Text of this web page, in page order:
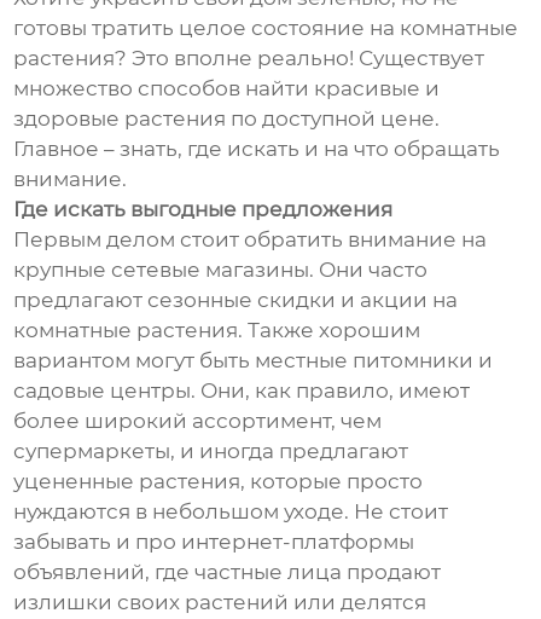
готовы тратить целое состояние на комнатные
растения? Это вполне реально! Существует
множество способов найти красивые и
здоровые растения по доступной цене.
Главное – знать, где искать и на что обращать
внимание.
Где искать выгодные предложения
Первым делом стоит обратить внимание на
крупные сетевые магазины. Они часто
предлагают сезонные скидки и акции на
комнатные растения. Также хорошим
вариантом могут быть местные питомники и
садовые центры. Они, как правило, имеют
более широкий ассортимент, чем
супермаркеты, и иногда предлагают
уцененные растения, которые просто
нуждаются в небольшом уходе. Не стоит
забывать и про интернет-платформы
объявлений, где частные лица продают
излишки своих растений или делятся